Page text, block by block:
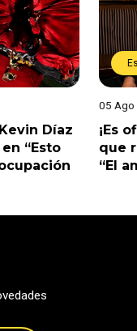
Díaz
“Esto
05
¡Es
que
“El